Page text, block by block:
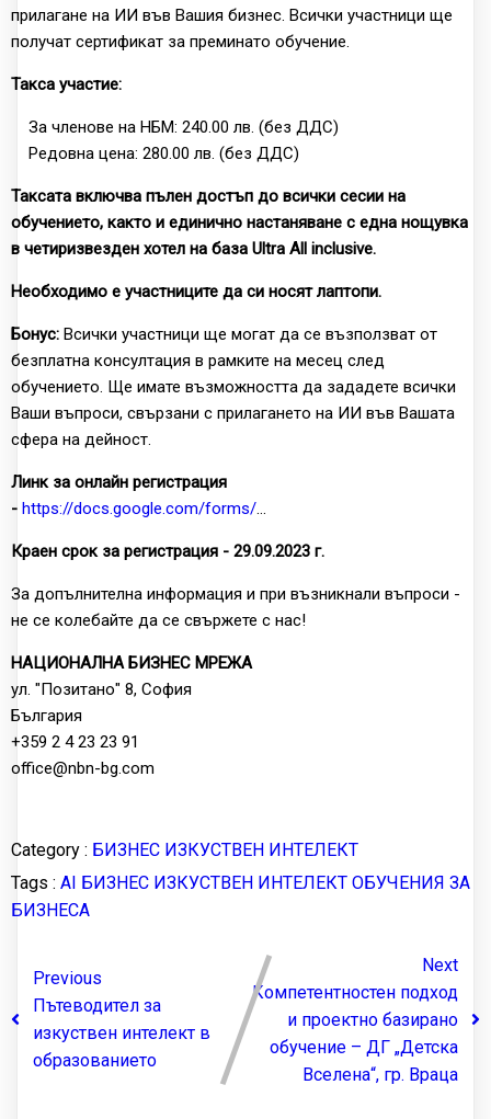
прилагане на ИИ във Вашия бизнес. Всички участници ще
получат сертификат за преминато обучение.
Такса участие:
За членове на НБМ: 240.00 лв. (без ДДС)
Редовна цена: 280.00 лв. (без ДДС)
Таксата включва пълен достъп до всички сесии на
обучението, както и единично настаняване с една нощувка
в четиризвезден хотел на база Ultra All inclusive.
Необходимо е участниците да си носят лаптопи.
Бонус: Всички участници ще могат да се възползват от
безплатна консултация в рамките на месец след
обучението. Ще имате възможността да зададете всички
Ваши въпроси, свързани с прилагането на ИИ във Вашата
сфера на дейност.
Линк за онлайн регистрация
- https://docs.google.com/forms/
Краен срок за регистрация - 29.09.2023 г.
За допълнителна информация и при възникнали въпроси -
не се колебайте да се свържете с нас!
НАЦИОНАЛНА БИЗНЕС МРЕЖА
ул. "Позитано" 8, София
България
+359 2 4 23 23 91
office@nbn-bg.com
Category : БИЗНЕС ИЗКУСТВЕН ИНТЕЛЕКТ
Tags : AI БИЗНЕС ИЗКУСТВЕН ИНТЕЛЕКТ ОБУЧЕНИЯ ЗА
БИЗНЕСА
Previous
Пътеводител за
изкуствен интелект в
образованието
Next
Компетентностен подход
и проектно базирано
обучение – ДГ „Детска
Вселена“, гр. Враца